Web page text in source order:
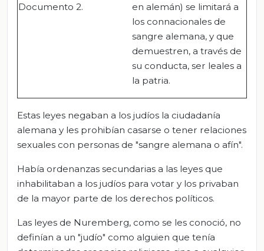
Documento 2.
en alemán) se limitará a
los connacionales de
sangre alemana, y que
demuestren, a través de
su conducta, ser leales a
la patria.
Estas leyes negaban a los judíos la ciudadanía
alemana y les prohibían casarse o tener relaciones
sexuales con personas de "sangre alemana o afín".
Había ordenanzas secundarias a las leyes que
inhabilitaban a los judíos para votar y los privaban
de la mayor parte de los derechos políticos.
Las leyes de Nuremberg, como se les conoció, no
definían a un "judío" como alguien que tenía